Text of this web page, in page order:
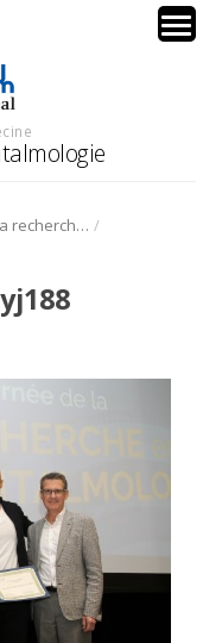
29e Journée de la recherche en ophtalmologie de l’Université de Montréal /